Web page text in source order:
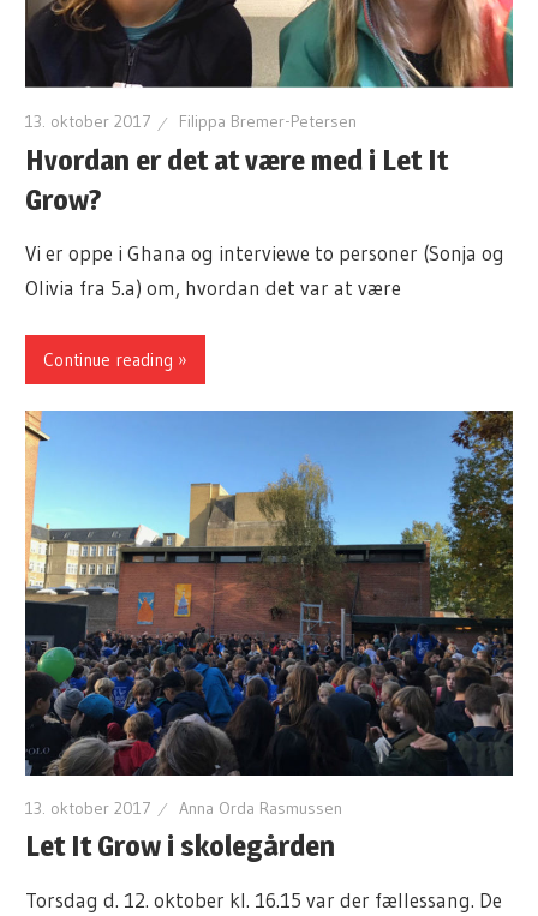
13. oktober 2017 Filippa Bremer-Petersen
Hvordan er det at være med i Let It
Grow?
Vi er oppe i Ghana og interviewe to personer (Sonja og
Olivia fra 5.a) om, hvordan det var at være
Continue reading »
13. oktober 2017 Anna Orda Rasmussen
Let It Grow i skolegården
Torsdag d. 12. oktober kl. 16.15 var der fællessang. De